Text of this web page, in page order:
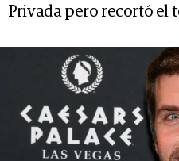
Privada pero recortó el